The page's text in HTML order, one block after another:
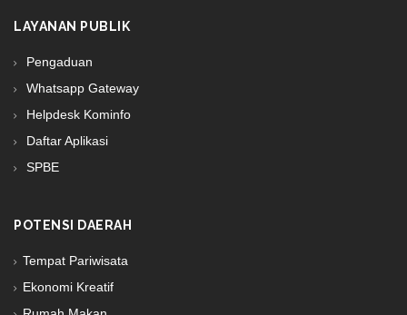
LAYANAN PUBLIK
Pengaduan
Whatsapp Gateway
Helpdesk Kominfo
Daftar Aplikasi
SPBE
POTENSI DAERAH
Tempat Pariwisata
Ekonomi Kreatif